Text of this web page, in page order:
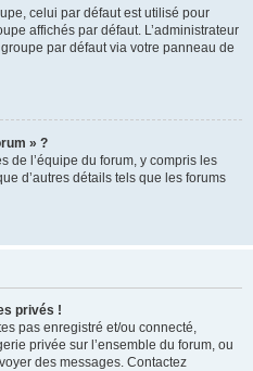
celui par défaut est utilisé pour
affichés par défaut. L’administrateur
par défaut via votre panneau de
» ?
de l’équipe du forum, y compris les
d’autres détails tels que les forums
privés !
pas enregistré et/ou connecté,
privée sur l’ensemble du forum, ou
des messages. Contactez